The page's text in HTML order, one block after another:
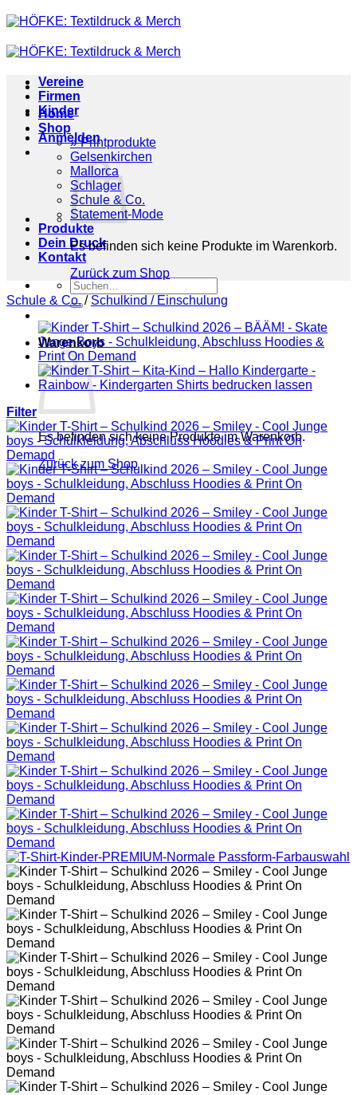
Zum
Inhalt
springen
Home
Shop
» Printprodukte
Gelsenkirchen
Mallorca
Schlager
Schule & Co.
Statement-Mode
Produkte
Dein Druck
Kontakt
Suchen
nach:
Warenkorb
Es befinden sich keine Produkte im Warenkorb.
Zurück zum Shop
Vereine
Firmen
Kinder
Anmelden
Es befinden sich keine Produkte im Warenkorb.
Zurück zum Shop
Schule & Co. / Schulkind / Einschulung
Filter